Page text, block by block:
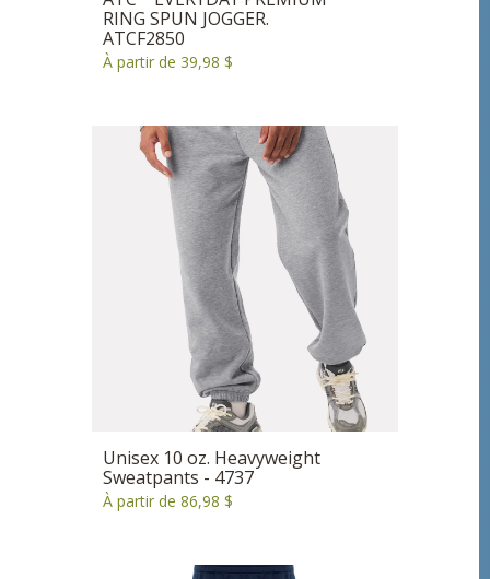
RING SPUN JOGGER.
ATCF2850
À partir de 39,98 $
Unisex 10 oz. Heavyweight
Sweatpants - 4737
À partir de 86,98 $